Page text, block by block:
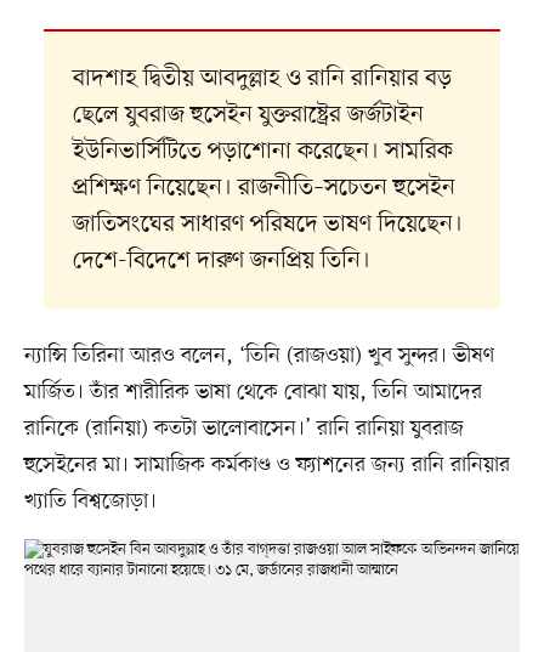
বাদশাহ দ্বিতীয় আবদুল্লাহ ও রানি রানিয়ার বড়
ছেলে যুবরাজ হুসেইন যুক্তরাষ্ট্রের জর্জটাইন
ইউনিভার্সিটিতে পড়াশোনা করেছেন। সামরিক
প্রশিক্ষণ নিয়েছেন। রাজনীতি–সচেতন হুসেইন
জাতিসংঘের সাধারণ পরিষদে ভাষণ দিয়েছেন।
দেশে-বিদেশে দারুণ জনপ্রিয় তিনি।
ন্যান্সি তিরিনা আরও বলেন, ‘তিনি (রাজওয়া) খুব সুন্দর। ভীষণ
মার্জিত। তাঁর শারীরিক ভাষা থেকে বোঝা যায়, তিনি আমাদের
রানিকে (রানিয়া) কতটা ভালোবাসেন।’ রানি রানিয়া যুবরাজ
হুসেইনের মা। সামাজিক কর্মকাণ্ড ও ফ্যাশনের জন্য রানি রানিয়ার
খ্যাতি বিশ্বজোড়া।